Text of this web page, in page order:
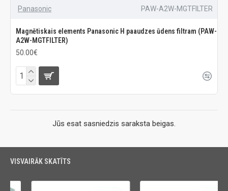
Panasonic PAW-A2W-MGTFILTER
Magnētiskais elements Panasonic H paaudzes ūdens filtram (PAW-
A2W-MGTFILTER)
50.00€
Jūs esat sasniedzis saraksta beigas.
VISVAIRĀK SKATĪTS